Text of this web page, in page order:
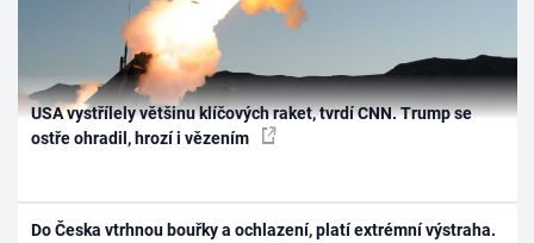
USA vystřílely většinu klíčových raket, tvrdí CNN. Trump se
ostře ohradil, hrozí i vězením
Do Česka vtrhnou bouřky a ochlazení, platí extrémní výstraha.